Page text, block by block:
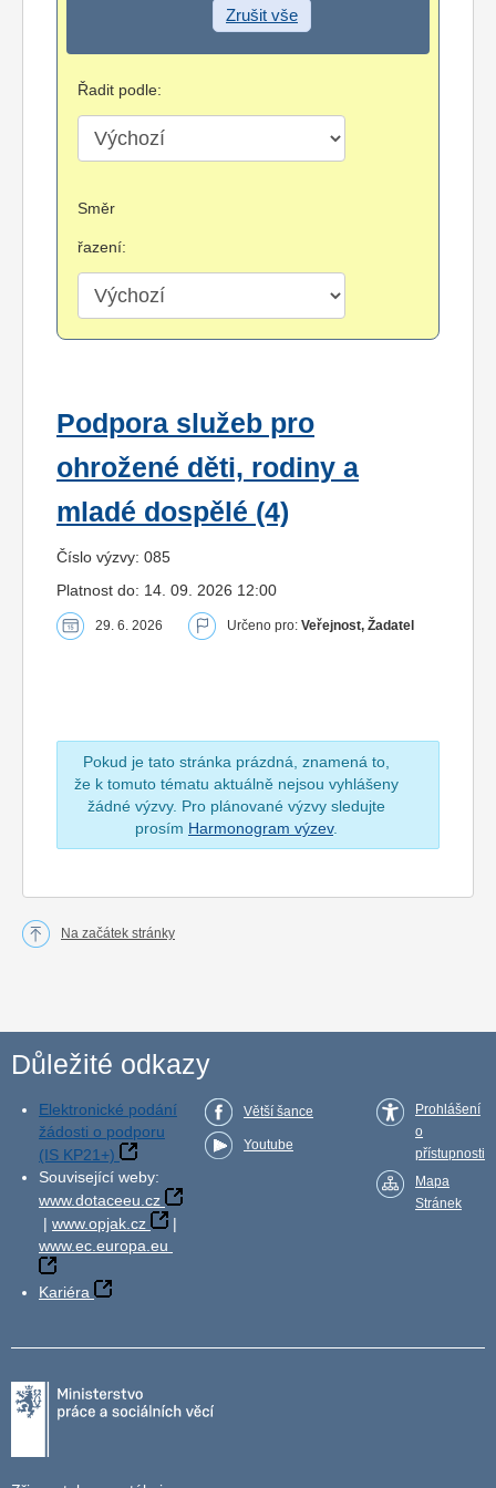
Zrušit vše
Řadit podle:
Směr
řazení:
Podpora služeb pro
ohrožené děti, rodiny a
mladé dospělé (4)
Číslo výzvy: 085
Platnost do: 14. 09. 2026 12:00
29. 6. 2026 Určeno pro: Veřejnost, Žadatel
Pokud je tato stránka prázdná, znamená to,
že k tomuto tématu aktuálně nejsou vyhlášeny
žádné výzvy. Pro plánované výzvy sledujte
prosím Harmonogram výzev.
Na začátek stránky
Důležité odkazy
Elektronické podání
žádosti o podporu
(IS KP21+)
Související weby:
www.dotaceeu.cz
| www.opjak.cz
|
www.ec.europa.eu
Kariéra
Větší šance
Youtube
Prohlášení
o
přístupnosti
Mapa
Stránek